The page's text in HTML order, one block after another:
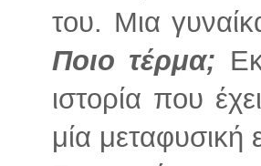
του. Μια
Ποιο τέρμα;
ιστορία που
μία μεταφυσική